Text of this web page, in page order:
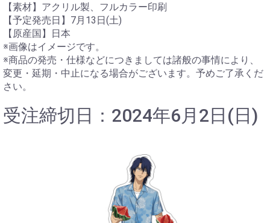
【素材】アクリル製、フルカラー印刷
【予定発売日】7月13日(土)
【原産国】日本
※画像はイメージです。
※商品の発売・仕様などにつきましては諸般の事情により、
変更・延期・中止になる場合がございます。予めご了承くだ
さい。
受注締切日：2024年6月2日(日)